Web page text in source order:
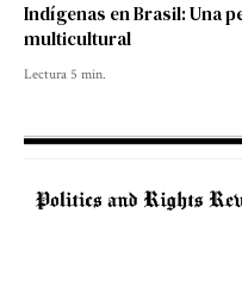
Indígenas en Brasil: Una
multicultural
Lectura 5 min.